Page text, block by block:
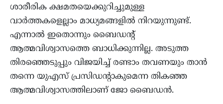
ശാരീരിക ക്ഷമതയെക്കുറിച്ചുമുള്ള
വാർത്തകളെല്ലാം മാധ്യമങ്ങളിൽ നിറയുന്നുണ്ട്.
എന്നാൽ ഇതൊന്നും ബൈഡന്റ്
ആത്മവിശ്വാസത്തെ ബാധിക്കുന്നില്ല. അടുത്ത
തിരഞ്ഞെടുപ്പും വിജയിച്ച് രണ്ടാം തവണയും താൻ
തന്നെ യുഎസ് പ്രസിഡന്റാകുമെന്ന തികഞ്ഞ
ആത്മവിശ്വാസത്തിലാണ് ജോ ബൈഡൻ.